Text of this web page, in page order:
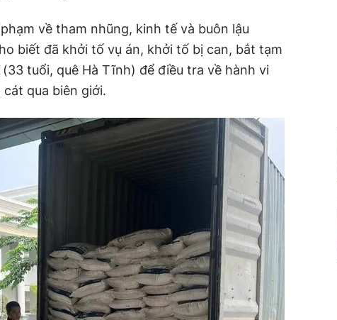
về tham nhũng, kinh tế và buôn lậu
biết đã khởi tố vụ án, khởi tố bị can, bắt tạm
tuổi, quê Hà Tĩnh) để điều tra về hành vi
qua biên giới.